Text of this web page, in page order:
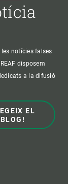
notícies falses
disposem
a la difusió
EL
BLOG!